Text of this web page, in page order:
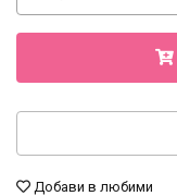
Добави в любими